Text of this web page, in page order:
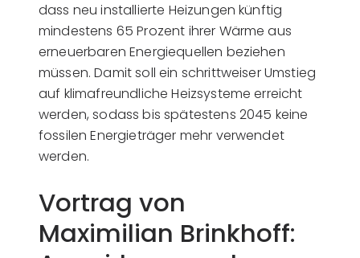
dass neu installierte Heizungen künftig
mindestens 65 Prozent ihrer Wärme aus
erneuerbaren Energiequellen beziehen
müssen. Damit soll ein schrittweiser Umstieg
auf klimafreundliche Heizsysteme erreicht
werden, sodass bis spätestens 2045 keine
fossilen Energieträger mehr verwendet
werden.
Vortrag von
Maximilian Brinkhoff: